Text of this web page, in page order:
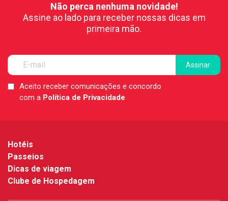
Não perca nenhuma novidade!
Assine ao lado para receber nossas dicas em
primeira mão.
LGPDAceito receber comunicações e concordo
com a Política de Privacidade
Hotéis
Passeios
Dicas de viagem
Clube de Hospedagem